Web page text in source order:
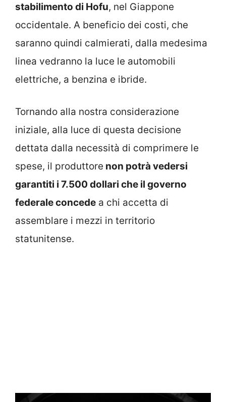
stabilimento di Hofu, nel Giappone
occidentale. A beneficio dei costi, che
saranno quindi calmierati, dalla medesima
linea vedranno la luce le automobili
elettriche, a benzina e ibride.
Tornando alla nostra considerazione
iniziale, alla luce di questa decisione
dettata dalla necessità di comprimere le
spese, il produttore non potrà vedersi
garantiti i 7.500 dollari che il governo
federale concede a chi accetta di
assemblare i mezzi in territorio
statunitense.